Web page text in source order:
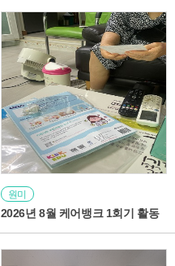
원미
2026년 8월 케어뱅크 1회기 활동